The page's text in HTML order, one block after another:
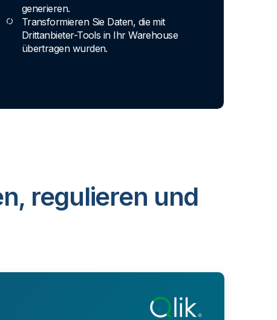
generieren.
Transformieren Sie Daten, die mit
Drittanbieter-Tools in Ihr Warehouse
übertragen wurden.
regulieren und